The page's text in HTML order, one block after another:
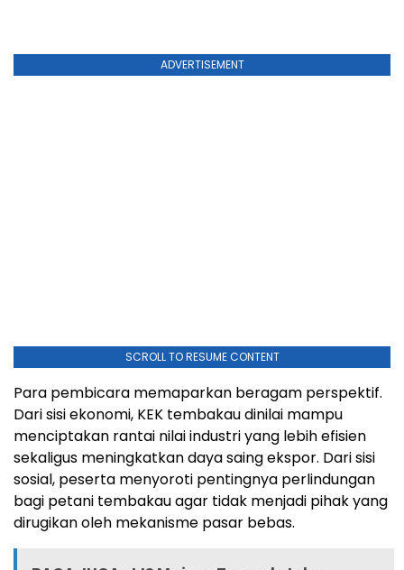
ADVERTISEMENT
SCROLL TO RESUME CONTENT
Para pembicara memaparkan beragam perspektif.
Dari sisi ekonomi, KEK tembakau dinilai mampu
menciptakan rantai nilai industri yang lebih efisien
sekaligus meningkatkan daya saing ekspor. Dari sisi
sosial, peserta menyoroti pentingnya perlindungan
bagi petani tembakau agar tidak menjadi pihak yang
dirugikan oleh mekanisme pasar bebas.